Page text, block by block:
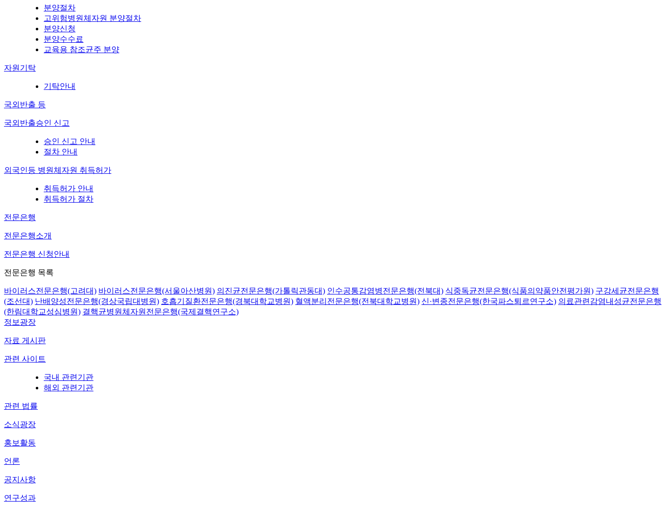
분양절차
고위험병원체자원 분양절차
분양신청
분양수수료
교육용 참조균주 분양
자원기탁
기탁안내
국외반출 등
국외반출승인 신고
승인 신고 안내
절차 안내
외국인등 병원체자원 취득허가
취득허가 안내
취득허가 절차
전문은행
전문은행소개
전문은행 신청안내
전문은행 목록
바이러스전문은행(고려대) 바이러스전문은행(서울아산병원) 의진균전문은행(가톨릭관동대) 인수공통감염병전문은행(전북대) 식중독균전문은행(식품의약품안전평가원) 구강세균전문은행
(조선대) 난배양성전문은행(경상국립대병원) 호흡기질환전문은행(경북대학교병원) 혈액분리전문은행(전북대학교병원) 신·변종전문은행(한국파스퇴르연구소) 의료관련감염내성균전문은행
(한림대학교성심병원) 결핵균병원체자원전문은행(국제결핵연구소)
정보광장
자료 게시판
관련 사이트
국내 관련기관
해외 관련기관
관련 법률
소식광장
홍보활동
언론
공지사항
연구성과